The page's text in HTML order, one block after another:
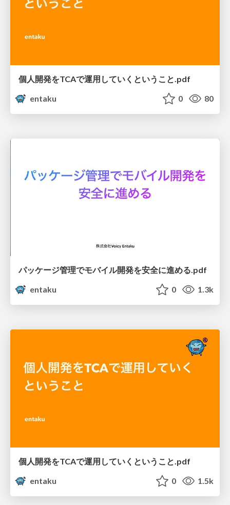
個人開発をTCAで運用していくということ.pdf
entaku
0 80
パッケージ管理でモバイル開発を安全に進める.pdf
entaku
0 1.3k
個人開発をTCAで運用していくということ.pdf
entaku
0 1.5k